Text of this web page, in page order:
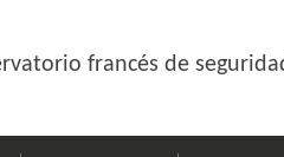
francés de